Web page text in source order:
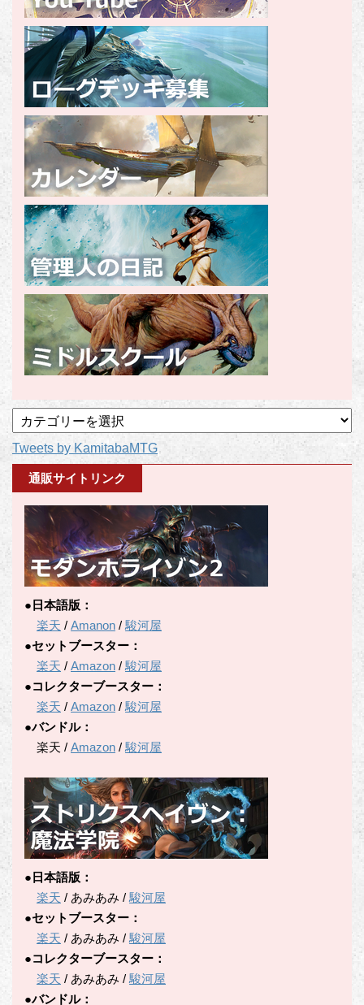
事
カ
テ
Tweets by KamitabaMTG
通販サイトリンク
●日本語版：
楽天 / Amanon /駿河屋
●セットブースター：
楽天 / Amazon /駿河屋
●コレクターブースター：
楽天 / Amazon /駿河屋
●バンドル：
楽天 / Amazon /駿河屋
●日本語版：
楽天 / あみあみ /駿河屋
●セットブースター：
楽天 / あみあみ /駿河屋
●コレクターブースター：
楽天 / あみあみ /駿河屋
●バンドル：